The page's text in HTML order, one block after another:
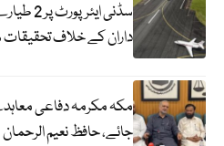
سڈنی
داران کے خلاف
مکہ مکرمہ دفاعی
جائے، حافظ نعیم الرحمان